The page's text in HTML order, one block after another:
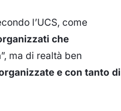
l’UCS, come
che
”, ma di realtà ben
e con tanto di